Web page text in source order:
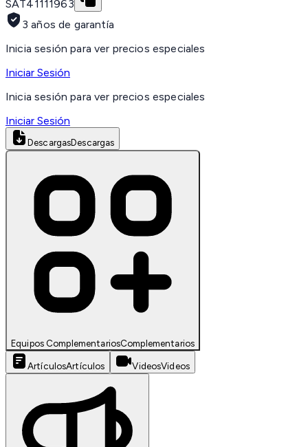
SAT41111963
3 años de garantía
Inicia sesión para ver precios especiales
Iniciar Sesión
Inicia sesión para ver precios especiales
Iniciar Sesión
DescargasDescargas
Equipos ComplementariosComplementarios
ArtículosArtículos VideosVideos